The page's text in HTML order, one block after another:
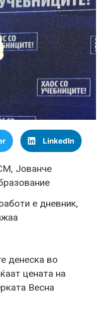
LinkedIn
Јованче
е дневник,
денеска во
цената на
Весна